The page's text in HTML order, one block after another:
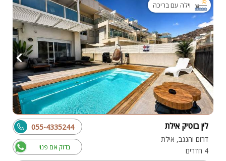
וילה עם בריכה
לין בוטיק אילת
דרום והנגב, אילת
4 חדרים
בדוק אם פנוי
055-4335244